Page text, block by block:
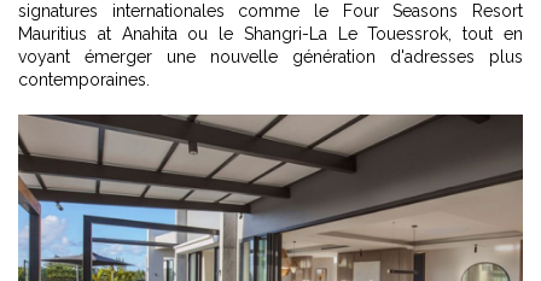
signatures internationales comme le Four Seasons Resort
Mauritius at Anahita ou le Shangri-La Le Touessrok, tout en
voyant émerger une nouvelle génération d'adresses plus
contemporaines.